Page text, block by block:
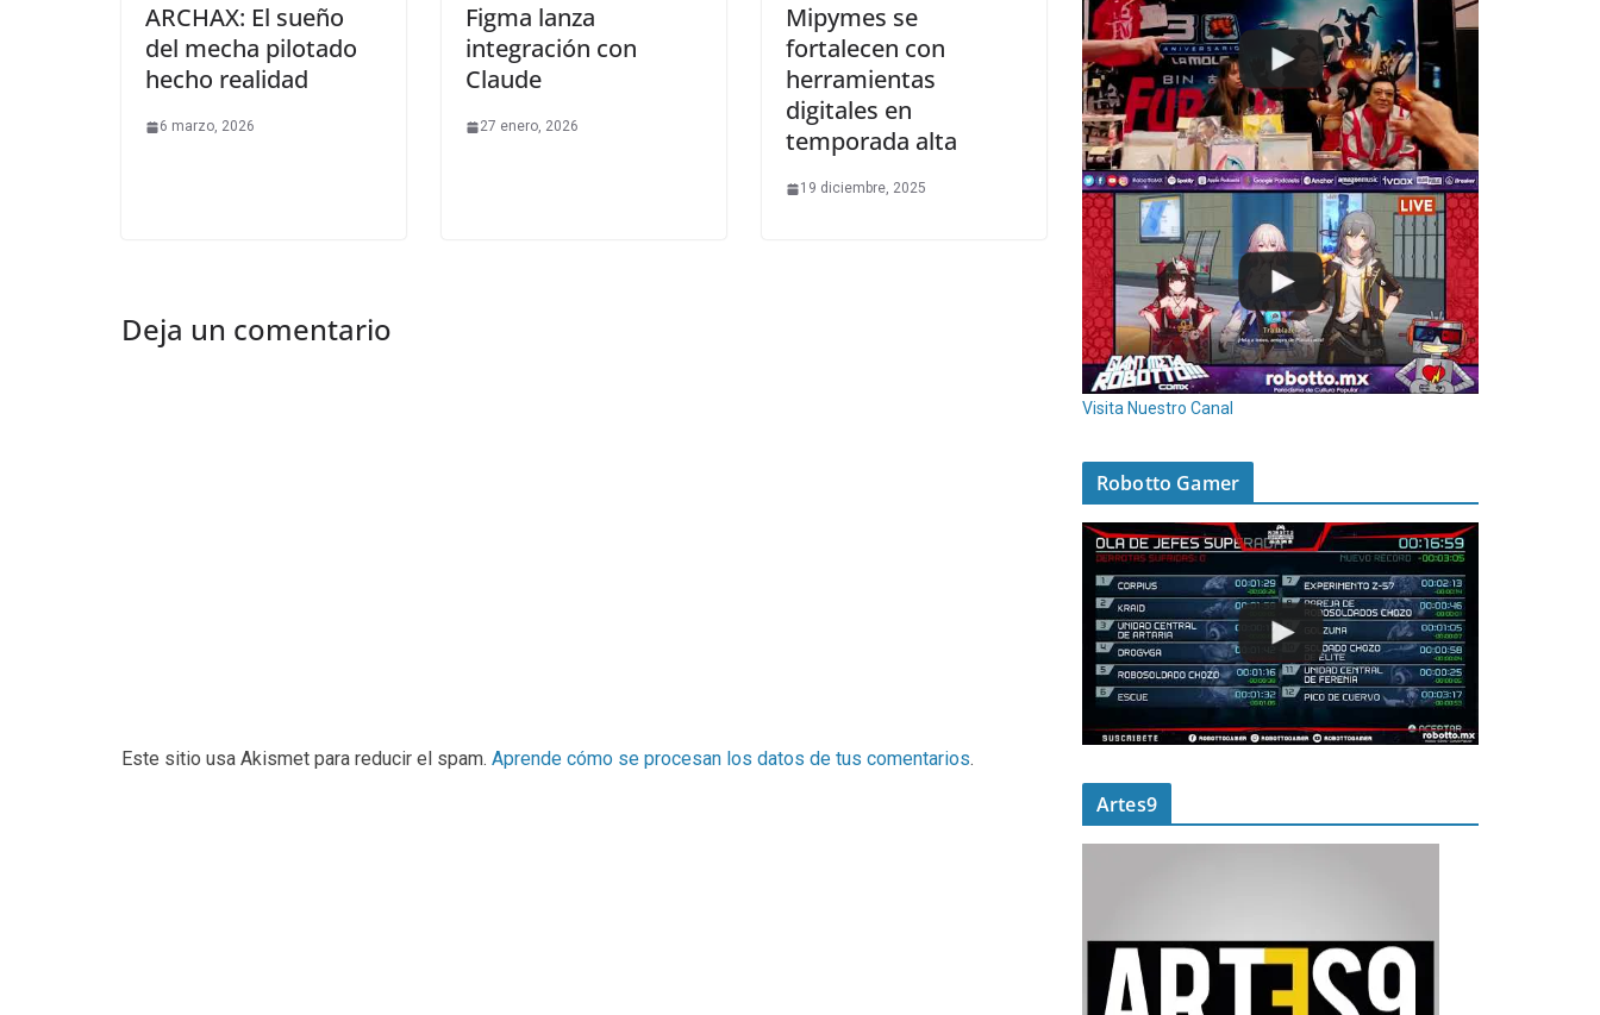
ARCHAX: El sueño
del mecha pilotado
hecho realidad
6 marzo, 2026
Figma lanza
integración con
Claude
27 enero, 2026
Mipymes se
fortalecen con
herramientas
digitales en
temporada alta
19 diciembre, 2025
Deja un comentario
Este sitio usa Akismet para reducir el spam. Aprende cómo se procesan los datos de tus comentarios.
Visita Nuestro Canal
Robotto Gamer
Artes9